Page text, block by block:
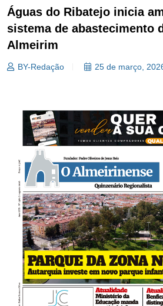
Águas do Ribatejo inicia
sistema de abastecimento
Almeirim
BY-Redação 25 de março,